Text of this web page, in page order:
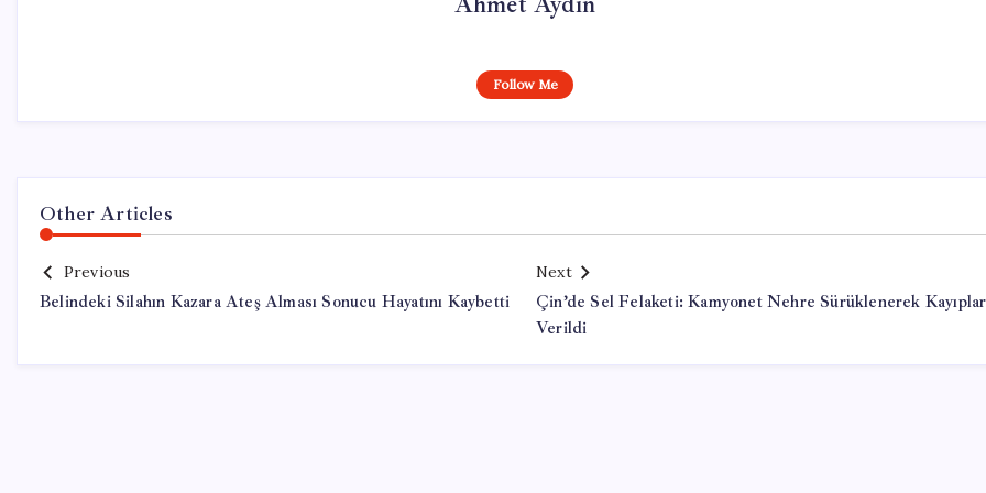
Follow Me
Other Articles
Previous
Belindeki Silahın Kazara Ateş Alması Sonucu Hayatını Kaybetti
Next
Çin’de Sel Felaketi: Kamyonet Nehre Sürüklenerek Kayıplar
Verildi